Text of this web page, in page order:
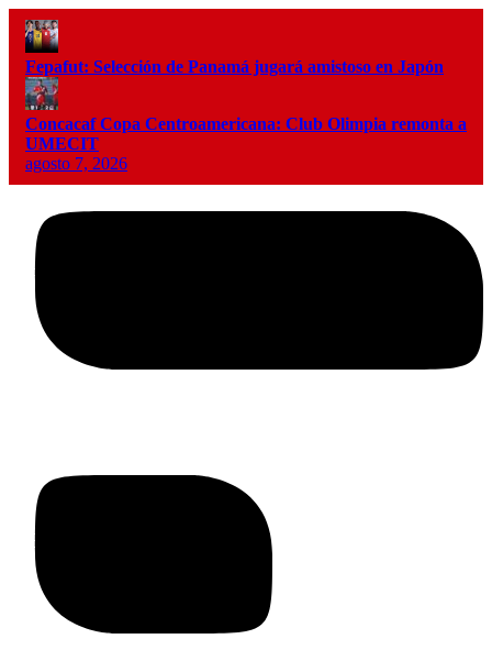
Fepafut: Selección de Panamá jugará amistoso en Japón
Concacaf Copa Centroamericana: Club Olimpia remonta a
UMECIT
agosto 7, 2026